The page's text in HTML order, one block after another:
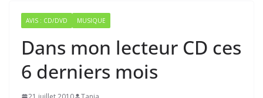
AVIS : CD/DVD MUSIQUE
Dans mon lecteur CD ces
6 derniers mois